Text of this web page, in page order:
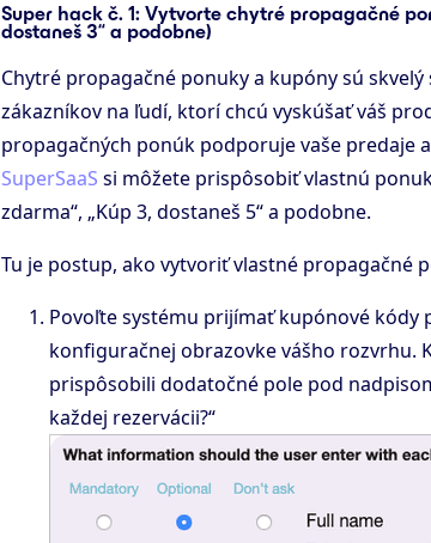
Super hack č. 1: Vytvorte chytré propagačné
dostaneš 3“ a podobne)
Chytré propagačné ponuky a kupóny sú
zákazníkov na ľudí, ktorí chcú vyskúšať váš
propagačných ponúk podporuje vaše predaje
SuperSaaS si môžete prispôsobiť vlastnú
zdarma“, „Kúp 3, dostaneš 5“ a podobne.
Tu je postup, ako vytvoriť vlastné propagačné
Povoľte systému prijímať kupónové
konfiguračnej obrazovke vášho rozvrhu.
prispôsobili dodatočné pole pod
každej rezervácii?“